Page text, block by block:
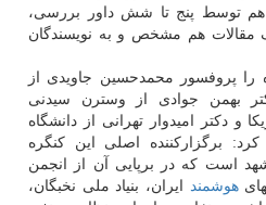
هم توسط پنج تا شش داور بررسی،
هم مشخص و به نویسندگان
را پروفسور محمدحسین جاویدی از
بهمن جوادی از وسترن سیدنی
و دكتر امیدوار تهرانی از دانشگاه
كرد: برگزاركننده اصلی این كنگره
است كه در برپایی آن از انجمن
هوشمند ایران، بنیاد ملی نخبگان،